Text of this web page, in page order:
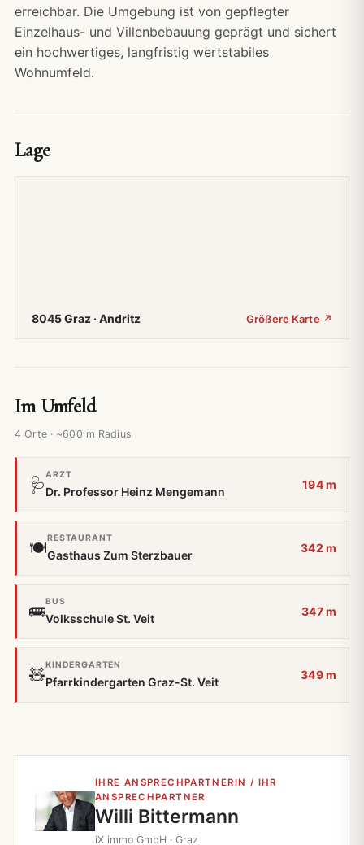
erreichbar. Die Umgebung ist von gepflegter
Einzelhaus- und Villenbebauung geprägt und sichert
ein hochwertiges, langfristig wertstabiles
Wohnumfeld.
Lage
8045 Graz · Andritz Größere Karte ↗
Im Umfeld
4 Orte · ~600 m Radius
🩺
ARZT
Dr. Professor Heinz Mengemann
194 m
🍽️
RESTAURANT
Gasthaus Zum Sterzbauer
342 m
🚌
BUS
Volksschule St. Veit
347 m
🧸
KINDERGARTEN
Pfarrkindergarten Graz-St. Veit
349 m
IHRE ANSPRECHPARTNERIN / IHR
ANSPRECHPARTNER
Willi Bittermann
iX immo GmbH · Graz